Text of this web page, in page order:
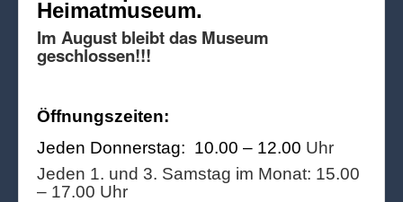
Heimatmuseum.
Im August bleibt das Museum
geschlossen!!!
Öffnungszeiten:
Jeden Donnerstag: 10.00 – 12.00 Uhr
Jeden 1. und 3. Samstag im Monat: 15.00
– 17.00 Uhr